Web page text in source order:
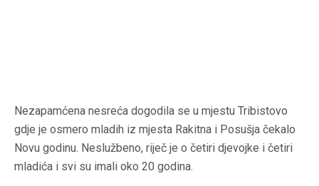
Nezapamćena nesreća dogodila se u mjestu Tribistovo
gdje je osmero mladih iz mjesta Rakitna i Posušja čekalo
Novu godinu. Neslužbeno, riječ je o četiri djevojke i četiri
mladića i svi su imali oko 20 godina.